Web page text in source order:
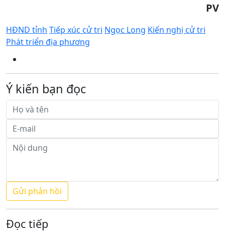
PV
HĐND tỉnh Tiếp xúc cử tri Ngọc Long Kiến nghị cử tri
Phát triển địa phương
Ý kiến bạn đọc
Đọc tiếp